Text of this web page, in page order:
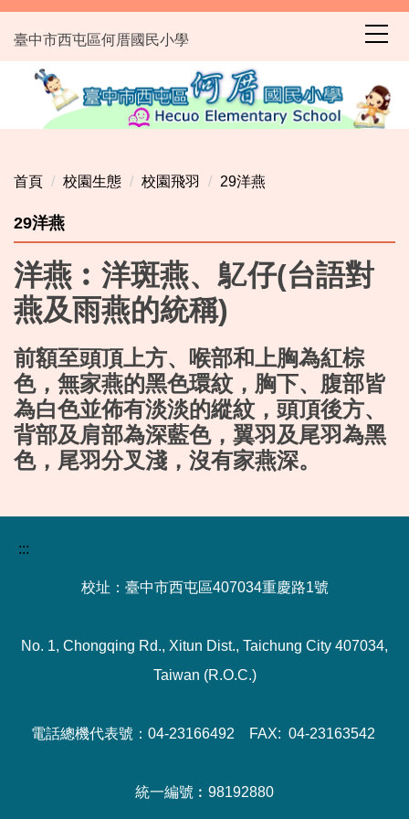
跳
到
主
臺中市西屯區何厝國民小學
首頁 校園生態 校園飛羽 29洋燕
29洋燕
洋燕︰洋斑燕、鳦仔(台語對
燕及雨燕的統稱)
前額至頭頂上方、喉部和上胸為紅棕
色，無家燕的黑色環紋，胸下、腹部皆
為白色並佈有淡淡的縱紋，頭頂後方、
背部及肩部為深藍色，翼羽及尾羽為黑
色，尾羽分叉淺，沒有家燕深。
:::
校址：臺中市西屯區407034重慶路1號
No. 1, Chongqing Rd., Xitun Dist., Taichung City 407034,
Taiwan (R.O.C.)
電話總機代表號：04-23166492 FAX: 04-23163542
統一編號︰98192880